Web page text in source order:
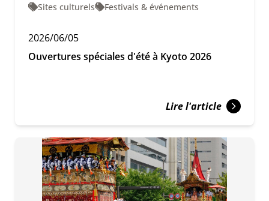
Sites culturels Festivals & événements
2026/06/05
Ouvertures spéciales d'été à Kyoto 2026
Lire l'article